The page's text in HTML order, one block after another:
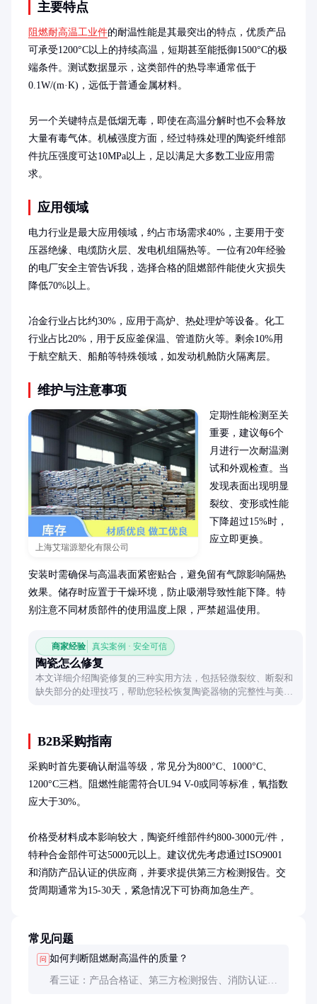
主要特点
阻燃耐高温工业件的耐温性能是其最突出的特点，优质产品
可承受1200°C以上的持续高温，短期甚至能抵御1500°C的极
端条件。测试数据显示，这类部件的热导率通常低于
0.1W/(m·K)，远低于普通金属材料。
另一个关键特点是低烟无毒，即使在高温分解时也不会释放
大量有毒气体。机械强度方面，经过特殊处理的陶瓷纤维部
件抗压强度可达10MPa以上，足以满足大多数工业应用需
求。
应用领域
电力行业是最大应用领域，约占市场需求40%，主要用于变
压器绝缘、电缆防火层、发电机组隔热等。一位有20年经验
的电厂安全主管告诉我，选择合格的阻燃部件能使火灾损失
降低70%以上。
冶金行业占比约30%，应用于高炉、热处理炉等设备。化工
行业占比20%，用于反应釜保温、管道防火等。剩余10%用
于航空航天、船舶等特殊领域，如发动机舱防火隔离层。
维护与注意事项
上海艾瑞源塑化有限公司
定期性能检测至关
重要，建议每6个
月进行一次耐温测
试和外观检查。当
发现表面出现明显
裂纹、变形或性能
下降超过15%时，
应立即更换。
安装时需确保与高温表面紧密贴合，避免留有气隙影响隔热
效果。储存时应置于干燥环境，防止吸潮导致性能下降。特
别注意不同材质部件的使用温度上限，严禁超温使用。
商家经验 真实案例 · 安全可信
陶瓷怎么修复
本文详细介绍陶瓷修复的三种实用方法，包括轻微裂纹、断裂和
缺失部分的处理技巧，帮助您轻松恢复陶瓷器物的完整性与美
B2B采购指南
采购时首先要确认耐温等级，常见分为800°C、1000°C、
1200°C三档。阻燃性能需符合UL94 V-0或同等标准，氧指数
应大于30%。
价格受材料成本影响较大，陶瓷纤维部件约800-3000元/件，
特种合金部件可达5000元以上。建议优先考虑通过ISO9001
和消防产品认证的供应商，并要求提供第三方检测报告。交
货周期通常为15-30天，紧急情况下可协商加急生产。
常见问题
问 如何判断阻燃耐高温件的质量？
看三证：产品合格证、第三方检测报告、消防认证；